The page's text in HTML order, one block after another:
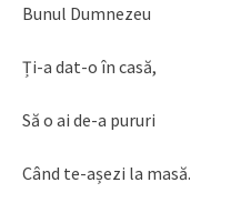
Bunul Dumnezeu
Ți-a dat-o în casă,
Să o ai de-a pururi
Când te-așezi la masă.